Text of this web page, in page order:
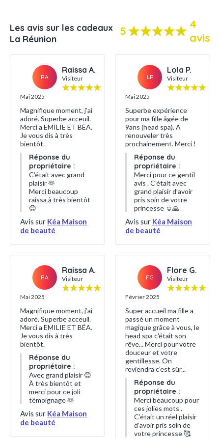
Les avis sur les cadeaux
La Réunion
5
4
avis
RA
Raissa A.
Visiteur
Mai 2025
Magnifique moment, j’ai
adoré. Superbe acceuil.
Merci a EMILIE ET BÉA.
Je vous dis à très
bientôt.
Réponse du
propriétaire :
C’était avec grand
plaisir 🫶
Merci beaucoup
raissa à très bientôt
😊
Avis sur Kéa Maison
de beauté
RA
Raissa A.
Visiteur
Mai 2025
Magnifique moment, j’ai
adoré. Superbe acceuil.
Merci a EMILIE ET BÉA.
Je vous dis à très
bientôt.
Réponse du
propriétaire :
Avec grand plaisir 😊
À très bientôt et
merci pour ce joli
témoignage 🫶
Avis sur Kéa Maison
de beauté
LP
Lola P.
Visiteur
Mai 2025
Superbe expérience
pour ma fille âgée de
9ans (head spa). A
renouveler très
prochainement. Merci !
Réponse du
propriétaire :
Merci pour ce gentil
avis . C’était avec
grand plaisir d’avoir
pris soin de votre
princesse ☺️🙏
Avis sur Kéa Maison
de beauté
FG
Flore G.
Visiteur
Février 2025
Super accueil ma fille a
passé un moment
magique grâce à vous, le
head spa c'était son
rêve... Merci pour votre
douceur et votre
gentillesse. On
reviendra c'est sûr...
Réponse du
propriétaire :
Merci beaucoup pour
ces jolies mots .
C’était un réel plaisir
d’avoir pris soin de
votre princesse 🥰